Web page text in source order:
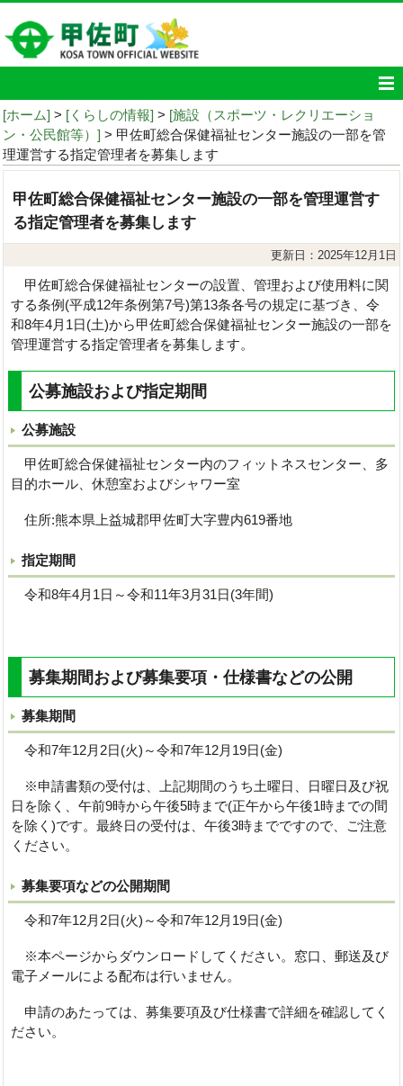
[ホーム] > [くらしの情報] > [施設（スポーツ・レクリエーショ
ン・公民館等）] > 甲佐町総合保健福祉センター施設の一部を管
理運営する指定管理者を募集します
甲佐町総合保健福祉センター施設の一部を管理運営す
る指定管理者を募集します
更新日：2025年12月1日
甲佐町総合保健福祉センターの設置、管理および使用料に関
する条例(平成12年条例第7号)第13条各号の規定に基づき、令
和8年4月1日(土)から甲佐町総合保健福祉センター施設の一部を
管理運営する指定管理者を募集します。
公募施設および指定期間
公募施設
甲佐町総合保健福祉センター内のフィットネスセンター、多
目的ホール、休憩室およびシャワー室
住所:熊本県上益城郡甲佐町大字豊内619番地
指定期間
令和8年4月1日～令和11年3月31日(3年間)
募集期間および募集要項・仕様書などの公開
募集期間
令和7年12月2日(火)～令和7年12月19日(金)
※申請書類の受付は、上記期間のうち土曜日、日曜日及び祝
日を除く、午前9時から午後5時まで(正午から午後1時までの間
を除く)です。最終日の受付は、午後3時までですので、ご注意
ください。
募集要項などの公開期間
令和7年12月2日(火)～令和7年12月19日(金)
※本ページからダウンロードしてください。窓口、郵送及び
電子メールによる配布は行いません。
申請のあたっては、募集要項及び仕様書で詳細を確認してく
ださい。